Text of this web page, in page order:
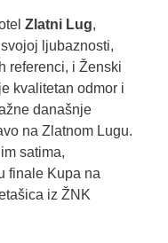
Zlatni Lug,
ljubaznosti,
referenci, i Ženski
kvalitetan odmor i
današnje
na Zlatnom Lugu.
satima,
finale Kupa na
iz ŽNK